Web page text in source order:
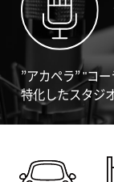
”アカペラ” "コ
特化したスタジ